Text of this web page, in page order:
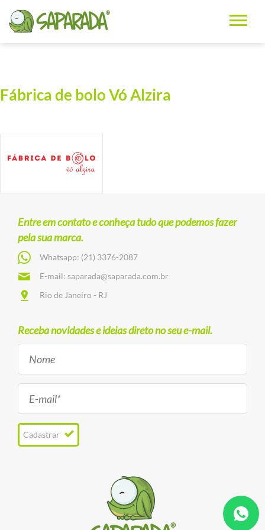
Fábrica de bolo Vó Alzira
Entre em contato e conheça tudo que podemos fazer
pela sua marca.
Whatsapp: (21) 3376-2087
E-mail: saparada@saparada.com.br
Rio de Janeiro - RJ
Receba novidades e ideias direto no seu e-mail.
Cadastrar